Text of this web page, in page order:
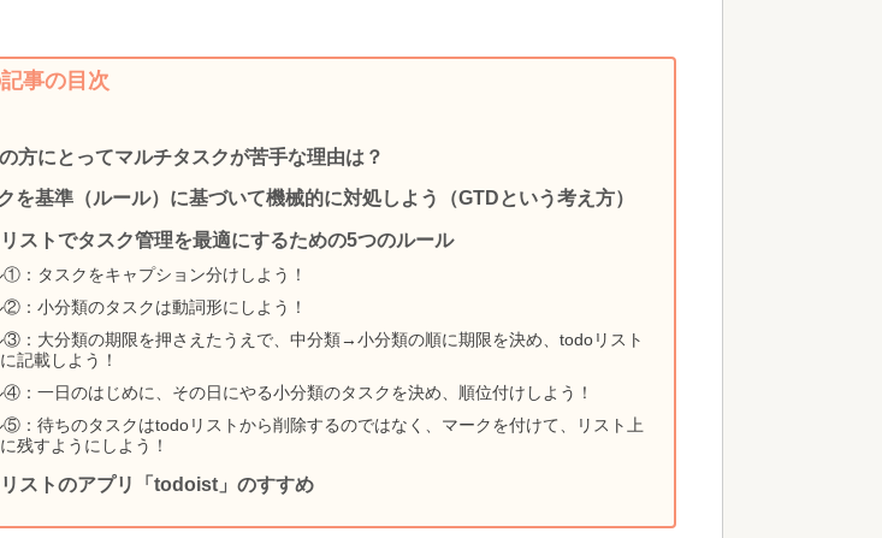
事の目次
方にとってマルチタスクが苦手な理由は？
を基準（ルール）に基づいて機械的に対処しよう（GTDという考え方）
ストでタスク管理を最適にするための5つのルール
①：タスクをキャプション分けしよう！
②：小分類のタスクは動詞形にしよう！
③：大分類の期限を押さえたうえで、中分類→小分類の順に期限を決め、todoリスト
に記載しよう！
④：一日のはじめに、その日にやる小分類のタスクを決め、順位付けしよう！
⑤：待ちのタスクはtodoリストから削除するのではなく、マークを付けて、リスト上
に残すようにしよう！
ストのアプリ「todoist」のすすめ